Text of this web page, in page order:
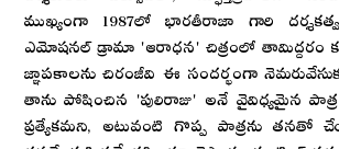
ముఖ్యంగా 1987లో భారతీరాజా గారి
ఎమోషనల్ డ్రామా 'ఆరాధన' చిత్రంలో తామిద్దరం
జ్ఞాపకాలను చిరంజీవి ఈ సందర్భంగా
తాను పోషించిన 'పులిరాజు' అనే వైవిధ్యమైన
ప్రత్యేకమని, అటువంటి గొప్ప పాత్రను తనతో